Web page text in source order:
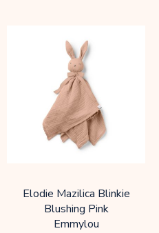
Elodie Mazilica Blinkie
Blushing Pink
Emmylou